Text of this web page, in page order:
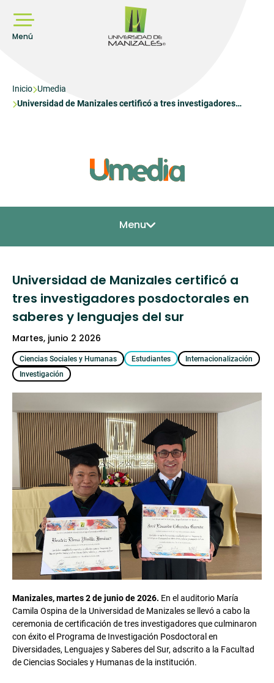
contenido
principal
Menú
Sobrescribir
enlaces
Inicio Umedia
Universidad de Manizales certificó a tres investigadores
Menu
Universidad de Manizales certificó a
tres investigadores posdoctorales en
saberes y lenguajes del sur
martes, junio 2 2026
Ciencias Sociales y Humanas Estudiantes
Internacionalización
Investigación
Manizales, martes 2 de junio de 2026. En el auditorio María
Camila Ospina de la Universidad de Manizales se llevó a cabo la
ceremonia de certificación de tres investigadores que culminaron
con éxito el Programa de Investigación Posdoctoral en
Diversidades, Lenguajes y Saberes del Sur, adscrito a la Facultad
de Ciencias Sociales y Humanas de la institución.